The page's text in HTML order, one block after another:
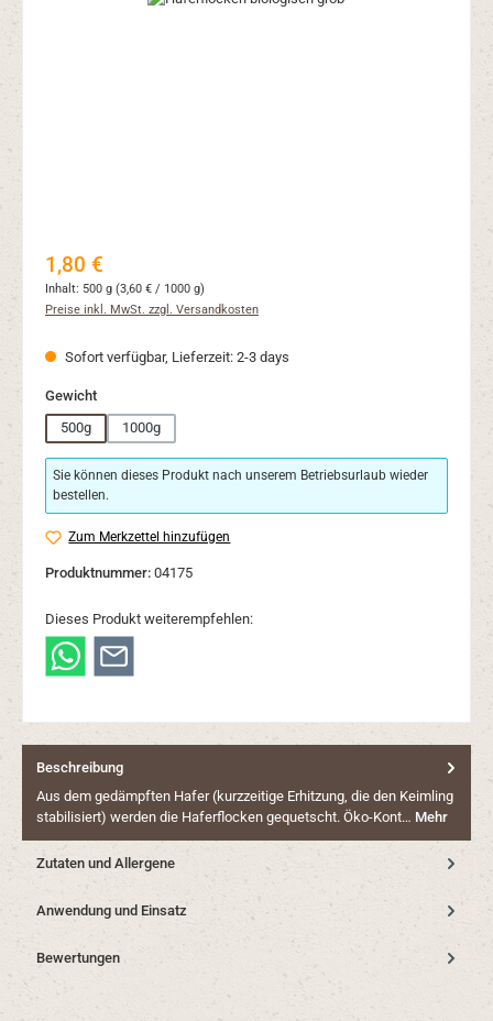
Regulärer Preis:
1,80 €
Inhalt: 500 g (3,60 € / 1000 g)
Preise inkl. MwSt. zzgl. Versandkosten
Sofort verfügbar, Lieferzeit: 2-3 days
Gewichtauswählen
500g
1000g
Sie können dieses Produkt nach unserem Betriebsurlaub wieder
bestellen.
Zum Merkzettel hinzufügen
Produktnummer: 04175
Dieses Produkt weiterempfehlen:
Beschreibung
Aus dem gedämpften Hafer (kurzzeitige Erhitzung, die den Keimling
stabilisiert) werden die Haferflocken gequetscht. Öko-Kont… Mehr
Zutaten und Allergene
Anwendung und Einsatz
Bewertungen